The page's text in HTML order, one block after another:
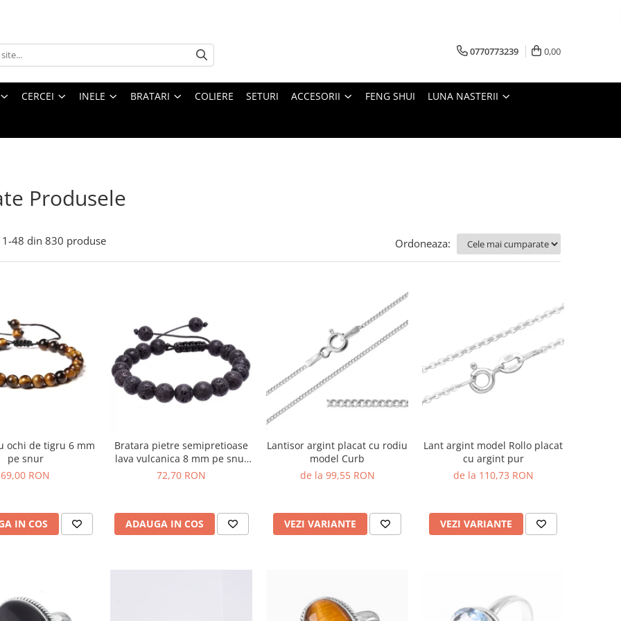
0770773239 0,00
CERCEI INELE BRATARI COLIERE SETURI ACCESORII FENG SHUI LUNA NASTERII
Produsele
1-48 din 830 produse Ordoneaza:
ochi de tigru 6 mm
pe snur
69,00 RON
IN COS
Bratara pietre semipretioase
lava vulcanica 8 mm pe snur
textil
72,70 RON
ADAUGA IN COS
Lantisor argint placat cu rodiu
model Curb
de la 99,55 RON
VEZI VARIANTE
Lant argint model Rollo placat
cu argint pur
de la 110,73 RON
VEZI VARIANTE